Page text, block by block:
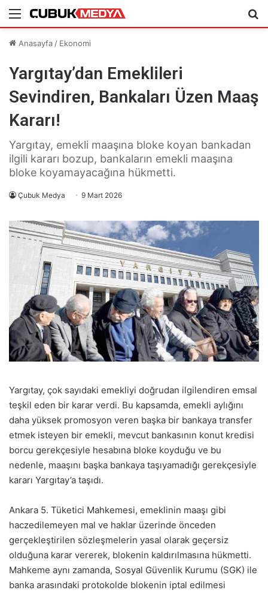
Menü
Anasayfa / Ekonomi
Yargıtay’dan Emeklileri
Sevindiren, Bankaları Üzen Maaş
Kararı!
Yargıtay, emekli maaşına bloke koyan bankadan
ilgili kararı bozup, bankaların emekli maaşına
bloke koyamayacağına hükmetti.
Çubuk Medya 9 Mart 2026
Yargıtay, çok sayıdaki emekliyi doğrudan ilgilendiren emsal
teşkil eden bir karar verdi. Bu kapsamda, emekli aylığını
daha yüksek promosyon veren başka bir bankaya transfer
etmek isteyen bir emekli, mevcut bankasının konut kredisi
borcu gerekçesiyle hesabına bloke koyduğu ve bu
nedenle, maaşını başka bankaya taşıyamadığı gerekçesiyle
kararı Yargıtay’a taşıdı.
Ankara 5. Tüketici Mahkemesi, emeklinin maaşı gibi
haczedilemeyen mal ve haklar üzerinde önceden
gerçekleştirilen sözleşmelerin yasal olarak geçersiz
olduğuna karar vererek, blokenin kaldırılmasına hükmetti.
Mahkeme aynı zamanda, Sosyal Güvenlik Kurumu (SGK) ile
banka arasındaki protokolde blokenin iptal edilmesi